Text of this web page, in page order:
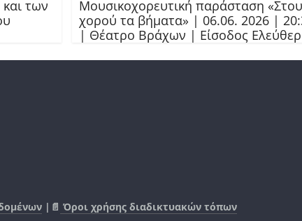
των
Μουσικοχορευτική παράσταση «Στου
χορού τα βήματα» | 06.06. 2026 |
| Θέατρο Βράχων | Είσοδος
|📄 Όροι χρήσης διαδικτυακών τόπων